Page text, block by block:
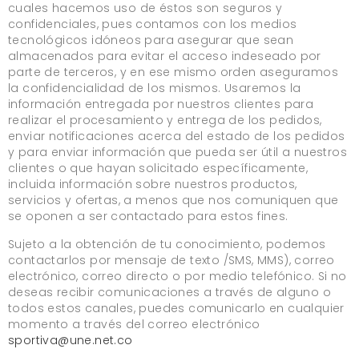
cuales hacemos uso de éstos son seguros y
confidenciales, pues contamos con los medios
tecnológicos idóneos para asegurar que sean
almacenados para evitar el acceso indeseado por
parte de terceros, y en ese mismo orden aseguramos
la confidencialidad de los mismos. Usaremos la
información entregada por nuestros clientes para
realizar el procesamiento y entrega de los pedidos,
enviar notificaciones acerca del estado de los pedidos
y para enviar información que pueda ser útil a nuestros
clientes o que hayan solicitado específicamente,
incluida información sobre nuestros productos,
servicios y ofertas, a menos que nos comuniquen que
se oponen a ser contactado para estos fines.
Sujeto a la obtención de tu conocimiento, podemos
contactarlos por mensaje de texto /SMS, MMS), correo
electrónico, correo directo o por medio telefónico. Si no
deseas recibir comunicaciones a través de alguno o
todos estos canales, puedes comunicarlo en cualquier
momento a través del correo electrónico
sportiva@une.net.co